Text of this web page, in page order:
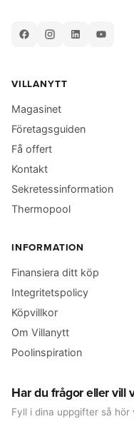
VILLANYTT
Magasinet
Företagsguiden
Få offert
Kontakt
Sekretessinformation
Thermopool
INFORMATION
Finansiera ditt köp
Integritetspolicy
Köpvillkor
Om Villanytt
Poolinspiration
Har du frågor eller vill
Fyll i dina uppgifter så